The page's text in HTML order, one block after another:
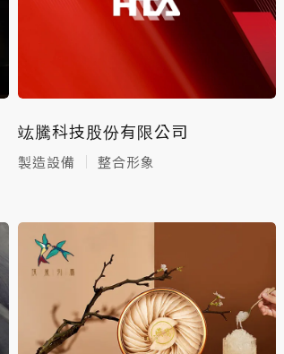
竑騰科技股份有限公司
製造設備 整合形象